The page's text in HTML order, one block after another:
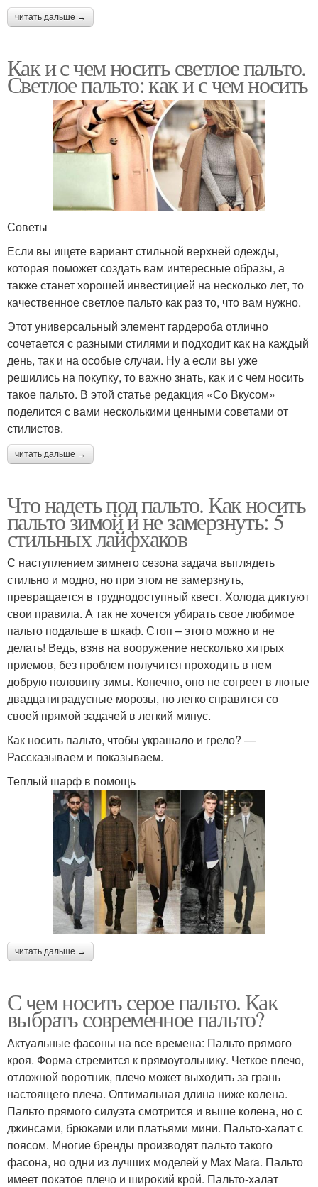
читать дальше →
Как и с чем носить светлое пальто.
Светлое пальто: как и с чем носить
Советы
Если вы ищете вариант стильной верхней одежды,
которая поможет создать вам интересные образы, а
также станет хорошей инвестицией на несколько лет, то
качественное светлое пальто как раз то, что вам нужно.
Этот универсальный элемент гардероба отлично
сочетается с разными стилями и подходит как на каждый
день, так и на особые случаи. Ну а если вы уже
решились на покупку, то важно знать, как и с чем носить
такое пальто. В этой статье редакция «Со Вкусом»
поделится с вами несколькими ценными советами от
стилистов.
читать дальше →
Что надеть под пальто. Как носить
пальто зимой и не замерзнуть: 5
стильных лайфхаков
С наступлением зимнего сезона задача выглядеть
стильно и модно, но при этом не замерзнуть,
превращается в труднодоступный квест. Холода диктуют
свои правила. А так не хочется убирать свое любимое
пальто подальше в шкаф. Стоп – этого можно и не
делать! Ведь, взяв на вооружение несколько хитрых
приемов, без проблем получится проходить в нем
добрую половину зимы. Конечно, оно не согреет в лютые
двадцатиградусные морозы, но легко справится со
своей прямой задачей в легкий минус.
Как носить пальто, чтобы украшало и грело? —
Рассказываем и показываем.
Теплый шарф в помощь
читать дальше →
С чем носить серое пальто. Как
выбрать современное пальто?
Актуальные фасоны на все времена: Пальто прямого
кроя. Форма стремится к прямоугольнику. Четкое плечо,
отложной воротник, плечо может выходить за грань
настоящего плеча. Оптимальная длина ниже колена.
Пальто прямого силуэта смотрится и выше колена, но с
джинсами, брюками или платьями мини. Пальто-халат с
поясом. Многие бренды производят пальто такого
фасона, но одни из лучших моделей у Max Mara. Пальто
имеет покатое плечо и широкий крой. Пальто-халат